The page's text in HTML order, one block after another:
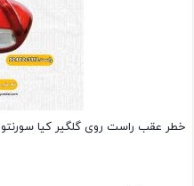
خطر عقب راست روی گلگیر کیا سورنتو 2015 – 2017 کد 92402c5112 استوک